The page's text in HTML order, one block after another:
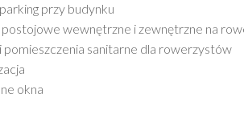
przy budynku
postojowe wewnętrzne i zewnętrzne na
pomieszczenia sanitarne dla rowerzystów
okna